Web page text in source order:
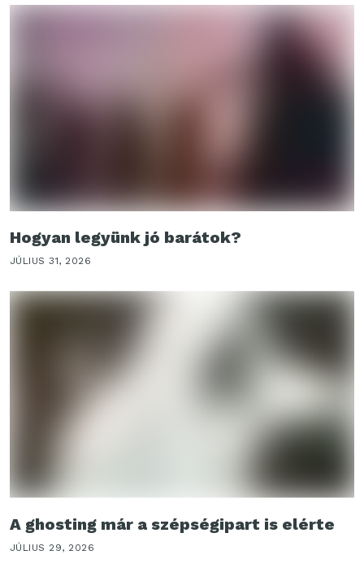
Hogyan legyünk jó barátok?
JÚLIUS 31, 2026
A ghosting már a szépségipart is elérte
JÚLIUS 29, 2026